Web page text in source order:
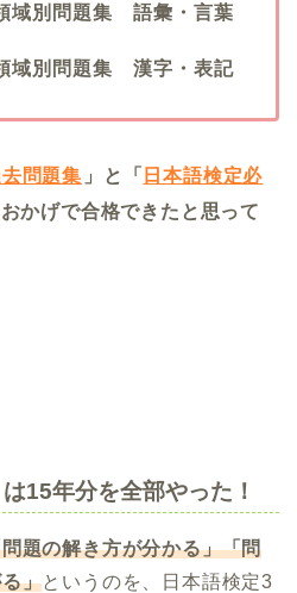
域別問題集 語彙・言葉
域別問題集 漢字・表記
問題集 」と「 日本語検定必
おかげで合格できたと思って
15年分を全部やった！
題の解き方が分かる」「問
」というのを、日本語検定3